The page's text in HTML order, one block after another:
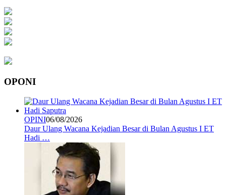
OPONI
OPINI06/08/2026
Daur Ulang Wacana Kejadian Besar di Bulan Agustus I ET
Hadi …